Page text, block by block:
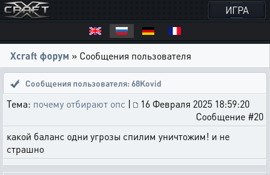
ИГРА
Xcraft форум » Сообщения пользователя
Сообщения пользователя: 68Kovid
Тема: почему отбирают опс |
16 Февраля 2025 18:59:20
Сообщение #20
какой баланс одни угрозы спилим уничтожим! и не
страшно